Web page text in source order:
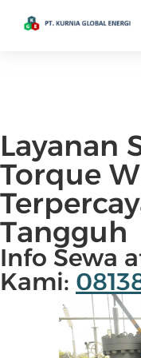
Layanan
Torque
Tangguh
Info Sewa
Kami: